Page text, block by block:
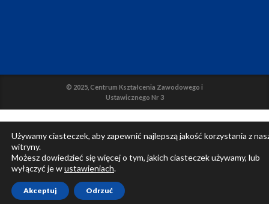
© 2025, Centrum Kształcenia Zawodowego i
Ustawicznego Nr 3
Używamy ciasteczek, aby zapewnić najlepszą jakość korzystania z
witryny.
Możesz dowiedzieć się więcej o tym, jakich ciasteczek używamy, lub
wyłączyć je wustawieniach.
Akceptuj Odrzuć